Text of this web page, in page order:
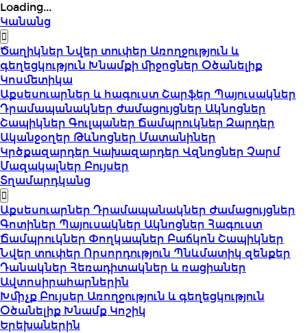
Loading...
Կանանց
ԾաղիկներՆվեր տուփեր Առողջություն և
գեղեցկություն Խնամքի միջոցներ Օծանելիք
Կոսմետիկա
Աքսեսուարներ և հագուստ Շարֆեր Պայուսակներ
Դրամապանակներ Ժամացույցներ Ակնոցներ
Շապիկներ Գուլպաներ Ճամպրուկներ Զարդեր
Ականջօղեր Թևնոցներ Մատանիներ
Կրծքազարդեր Կախազարդեր Վզնոցներ Չարմ
Մազակալներ Բույսեր
Տղամարդկանց
Աքսեսուարներ Դրամապանակներ Ժամացույցներ
Գոտիներ Պայուսակներ Ակնոցներ Հագուստ
Ճամպրուկներ Փողկապներ Բաճկոն Շապիկներ
Նվեր տուփեր Որսորդություն Պնևմատիկ զենքեր
Դանակներ Հեռադիտակներ և ռացիաներ
Ավտոսիրահարներին
Խմիչք Բույսեր Առողջություն և գեղեցկություն
Օծանելիք Խնամք Կոշիկ
Երեխաներին